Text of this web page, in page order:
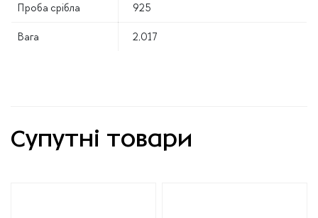
Проба срібла 925
Вага 2,017
Супутні товари